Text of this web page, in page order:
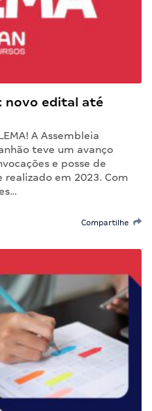
novo edital até
A Assembleia
teve um avanço
e posse de
em 2023. Com
Compartilhe